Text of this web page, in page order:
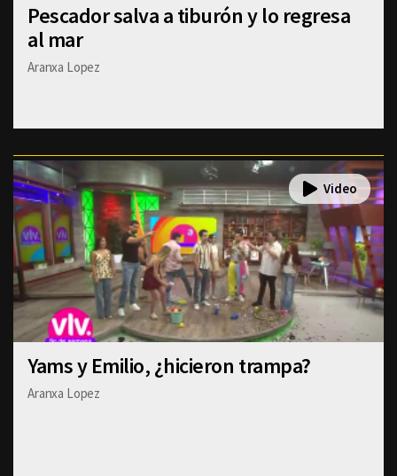
Pescador salva a tiburón y lo regresa
al mar
Aranxa Lopez
Yams y Emilio, ¿hicieron trampa?
Aranxa Lopez